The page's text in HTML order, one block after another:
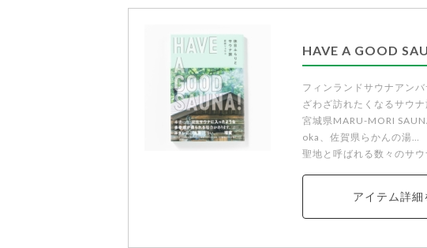
HAVE A GOOD
フィンランドサウナアン
ざわざ訪れたくなるサウナ
宮城県MARU-MORI
oka、佐賀県らかんの湯…
聖地と呼ばれる数々のサウ
アイテム詳細